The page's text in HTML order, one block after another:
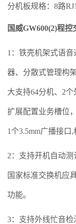
分机板规格：8路
国威GW600(2)程控
1：铁壳机架式语
器、分散式管理构
大支持64分机、2
扩展配置业务槽位
1个3.5mm广播接口
2：支持开机自动
国家标准交换机应
功能。
3：支持外线忙音检